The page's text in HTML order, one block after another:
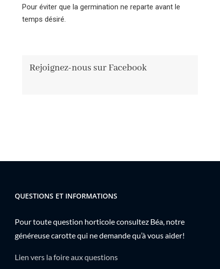
Pour éviter que la germination ne reparte avant le
temps désiré.
Rejoignez-nous sur Facebook
QUESTIONS ET INFORMATIONS
Pour toute question horticole consultez Béa, notre
généreuse carotte qui ne demande qu’à vous aider!
Lien vers la foire aux questions